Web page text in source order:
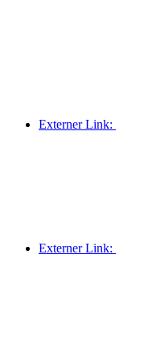
Externer Link:
Externer Link: